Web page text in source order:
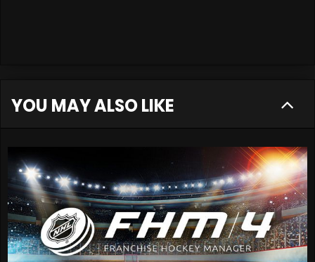
YOU MAY ALSO LIKE